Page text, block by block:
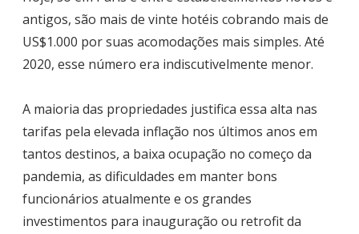
antigos, são mais de vinte hotéis cobrando mais de
US$1.000 por suas acomodações mais simples. Até
2020, esse número era indiscutivelmente menor.
A maioria das propriedades justifica essa alta nas
tarifas pela elevada inflação nos últimos anos em
tantos destinos, a baixa ocupação no começo da
pandemia, as dificuldades em manter bons
funcionários atualmente e os grandes
investimentos para inauguração ou retrofit da